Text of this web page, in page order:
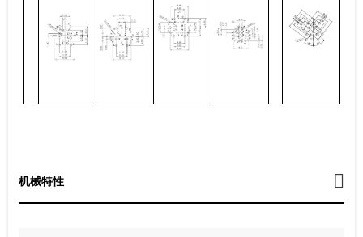
机械特性